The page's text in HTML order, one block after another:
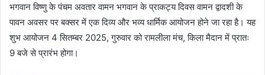
भगवान विष्णु के पंचम अवतार वामन भगवान के प्राकट्य दिवस वामन द्वादशी के
पावन अवसर पर बक्सर में एक दिव्य और भव्य धार्मिक आयोजन होने जा रहा है। यह
शुभ आयोजन 4 सितम्बर 2025, गुरुवार को रामलीला मंच, किला मैदान में प्रातः
9 बजे से प्रारंभ होगा।